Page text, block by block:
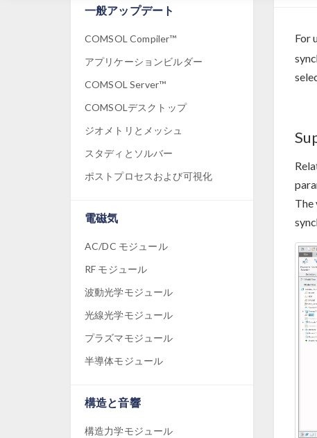
一般アップデート
COMSOL Compiler™
アプリケーションビルダー
COMSOL Server™
COMSOLデスクトップ
ジオメトリとメッシュ
スタディとソルバー
ポストプロセスおよび可視化
電磁気
AC/DC モジュール
RF モジュール
波動光学モジュール
光線光学モジュール
プラズマモジュール
半導体モジュール
構造と音響
構造力学モジュール
For
The